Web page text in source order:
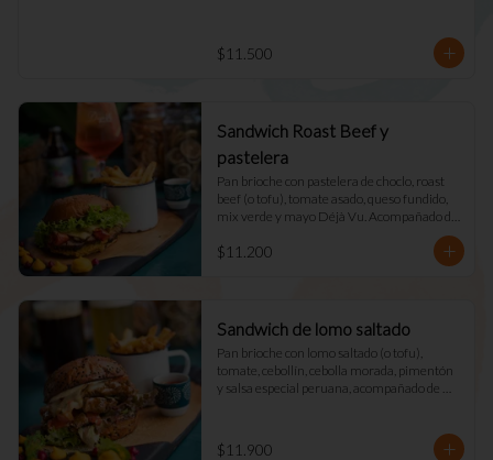
$11.500
Sandwich Roast Beef y
pastelera
Pan brioche con pastelera de choclo, roast
beef (o tofu), tomate asado, queso fundido,
mix verde y mayo Déjà Vu. Acompañado de
$11.200
Sandwich de lomo saltado
Pan brioche con lomo saltado (o tofu),
tomate, cebollín, cebolla morada, pimentón
y salsa especial peruana, acompañado de
salsa.
$11.900